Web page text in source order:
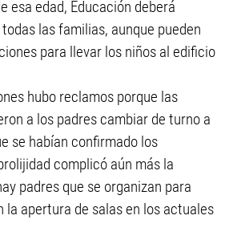
esa edad, Educación deberá
las familias, aunque pueden
para llevar los niños al edificio
hubo reclamos porque las
a los padres cambiar de turno a
se habían confirmado los
complicó aún más la
padres que se organizan para
la apertura de salas en los actuales